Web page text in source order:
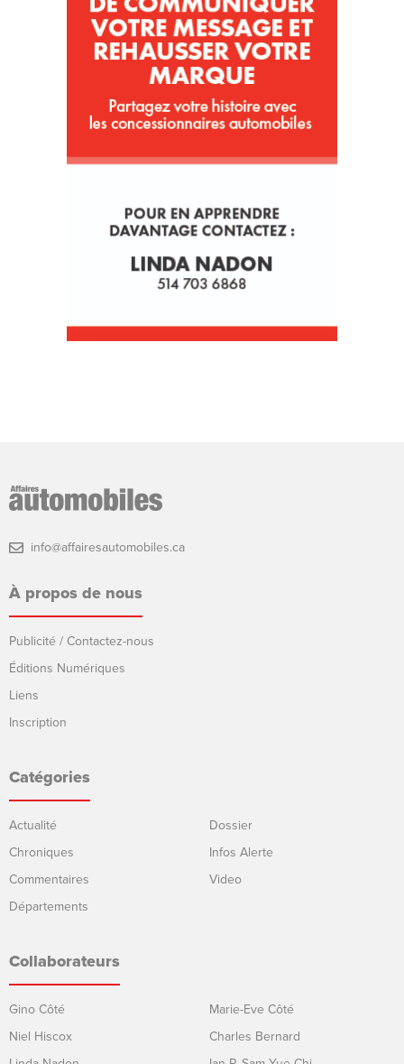
info@affairesautomobiles.ca
À propos de nous
Publicité / Contactez-nous
Éditions Numériques
Liens
Inscription
Catégories
Actualité
Chroniques
Commentaires
Départements
Dossier
Infos Alerte
Video
Collaborateurs
Gino Côté
Niel Hiscox
Marie-Eve Côté
Charles Bernard